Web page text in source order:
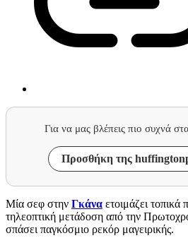
Για να μας βλέπεις πιο συχνά
Προσθήκη της
Μία σεφ στην Γκάνα ετοιμάζει τοπικά
τηλεοπτική μετάδοση από την
σπάσει παγκόσμιο ρεκόρ μαγειρικής.